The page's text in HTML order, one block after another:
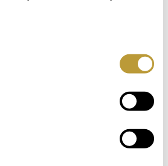
- Skytshelgen
fejres